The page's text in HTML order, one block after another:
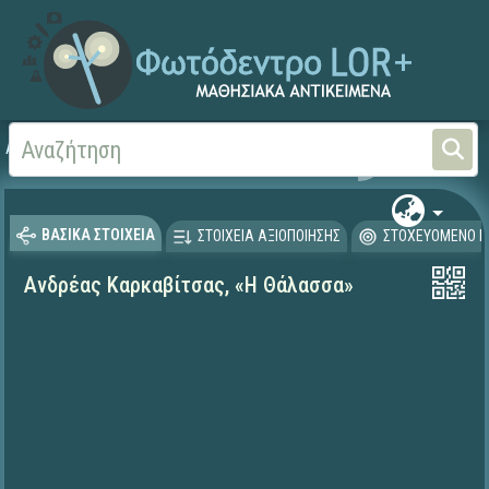
Αρχική Γλώσσα και Λογοτεχνία
ΒΑΣΙΚΑ ΣΤΟΙΧΕΙΑ ΣΤΟΙΧΕΙΑ ΑΞΙΟΠΟΙΗΣΗΣ ΣΤΟΧΕΥΟΜΕΝΟ
Ανδρέας Καρκαβίτσας, «Η Θάλασσα»